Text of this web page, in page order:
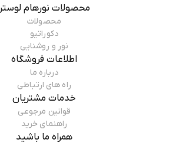
محصولات نورهام لوستر
محصولات
دکوراتیو
نور و روشنایی
اطلاعات فروشگاه
درباره ما
راه های ارتباطی
خدمات مشتریان
قوانین مرجوعی
راهنمای خرید
همراه ما باشید